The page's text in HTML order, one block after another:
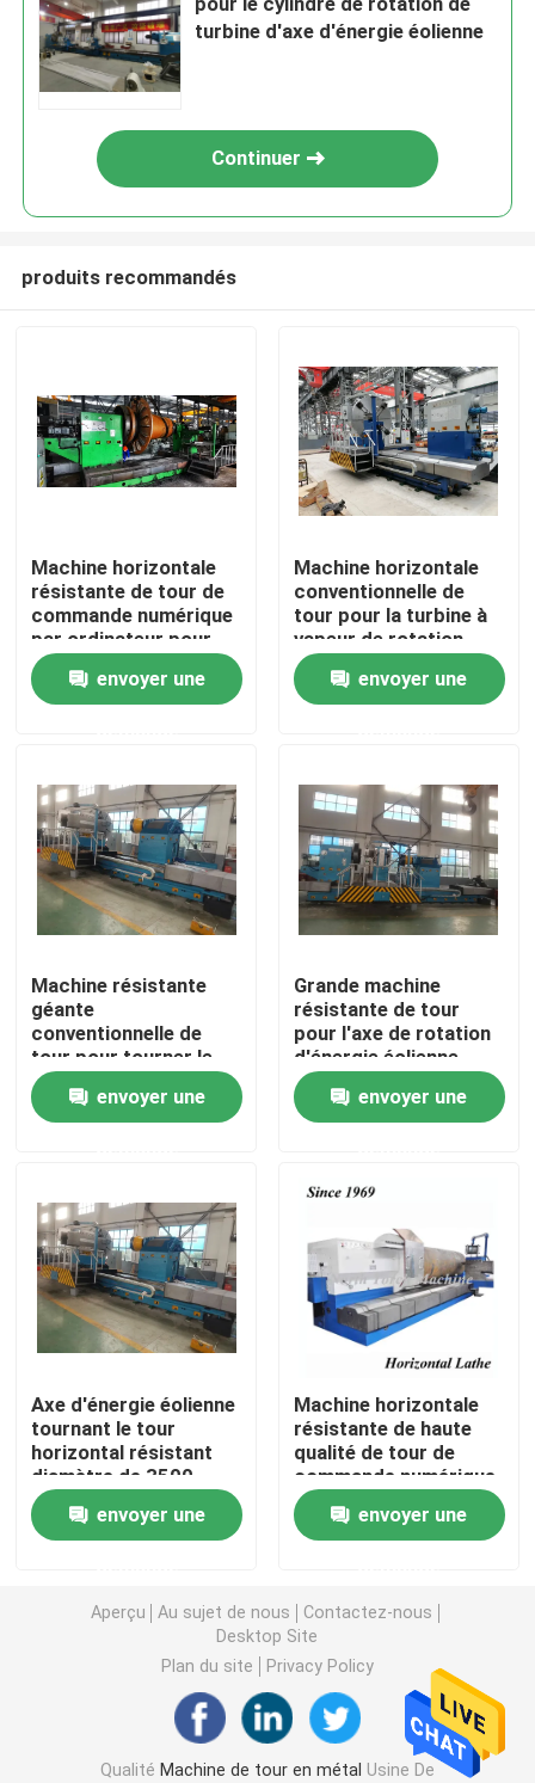
Maison
Produits
Au sujet de nous
Visite d'usine
Contrôle de qualité
Contactez-nous
nouvelles
Demandez une citation
Parement dans la machine de tour
Machine de rotation de tour de petit pain
Tour de bride
Machine de tour de commande numérique par
Machine horizontale de tour
Machine de tour vertical
machine conventionnelle de tour
turbine d'axe d'énergie éolienne
Continuer
produits recommandés
Machine horizontale
résistante de tour de
commande numérique
par ordinateur pour
l'axe de rotation de
vent
envoyer une
Machine horizontale
conventionnelle de
tour pour la turbine à
vapeur de rotation
envoyer une
Machine résistante
géante
conventionnelle de
tour pour tourner le
cylindre de l'axe 100T
envoyer une
Grande machine
résistante de tour
pour l'axe de rotation
d'énergie éolienne
envoyer une
Axe d'énergie éolienne
tournant le tour
horizontal résistant
diamètre de 3500
millimètres
envoyer une
Machine horizontale
résistante de haute
qualité de tour de
commande numérique
par ordinateur pour le
petit pain en acier de
rotation, électrode en
envoyer une
Aperçu Au sujet de nous
Contactez-nous
Desktop Site
Plan du site
Privacy Policy
Qualité Machine de tour en métal Usine De